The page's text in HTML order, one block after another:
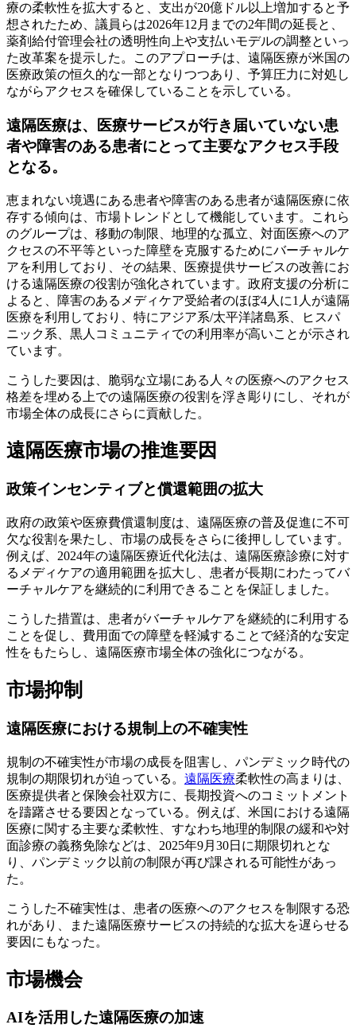
療の柔軟性を拡大すると、支出が20億ドル以上増加すると予
想されたため、議員らは2026年12月までの2年間の延長と、
薬剤給付管理会社の透明性向上や支払いモデルの調整といっ
た改革案を提示した。このアプローチは、遠隔医療が米国の
医療政策の恒久的な一部となりつつあり、予算圧力に対処し
ながらアクセスを確保していることを示している。
遠隔医療は、医療サービスが行き届いていない患
者や障害のある患者にとって主要なアクセス手段
となる。
恵まれない境遇にある患者や障害のある患者が遠隔医療に依
存する傾向は、市場トレンドとして機能しています。これら
のグループは、移動の制限、地理的な孤立、対面医療へのア
クセスの不平等といった障壁を克服するためにバーチャルケ
アを利用しており、その結果、医療提供サービスの改善にお
ける遠隔医療の役割が強化されています。政府支援の分析に
よると、障害のあるメディケア受給者のほぼ4人に1人が遠隔
医療を利用しており、特にアジア系/太平洋諸島系、ヒスパ
ニック系、黒人コミュニティでの利用率が高いことが示され
ています。
こうした要因は、脆弱な立場にある人々の医療へのアクセス
格差を埋める上での遠隔医療の役割を浮き彫りにし、それが
市場全体の成長にさらに貢献した。
遠隔医療市場の推進要因
政策インセンティブと償還範囲の拡大
政府の政策や医療費償還制度は、遠隔医療の普及促進に不可
欠な役割を果たし、市場の成長をさらに後押ししています。
例えば、2024年の遠隔医療近代化法は、遠隔医療診療に対す
るメディケアの適用範囲を拡大し、患者が長期にわたってバ
ーチャルケアを継続的に利用できることを保証しました。
こうした措置は、患者がバーチャルケアを継続的に利用する
ことを促し、費用面での障壁を軽減することで経済的な安定
性をもたらし、遠隔医療市場全体の強化につながる。
市場抑制
遠隔医療における規制上の不確実性
規制の不確実性が市場の成長を阻害し、パンデミック時代の
規制の期限切れが迫っている。 遠隔医療柔軟性の高まりは、
医療提供者と保険会社双方に、長期投資へのコミットメント
を躊躇させる要因となっている。例えば、米国における遠隔
医療に関する主要な柔軟性、すなわち地理的制限の緩和や対
面診療の義務免除などは、2025年9月30日に期限切れとな
り、パンデミック以前の制限が再び課される可能性があっ
た。
こうした不確実性は、患者の医療へのアクセスを制限する恐
れがあり、また遠隔医療サービスの持続的な拡大を遅らせる
要因にもなった。
市場機会
AIを活用した遠隔医療の加速